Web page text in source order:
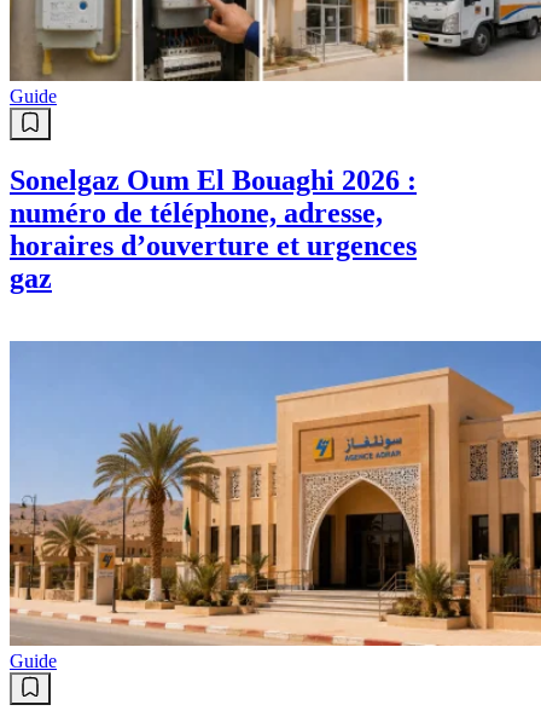
Guide
Sonelgaz Oum El Bouaghi 2026 :
numéro de téléphone, adresse,
horaires d’ouverture et urgences
gaz
Guide